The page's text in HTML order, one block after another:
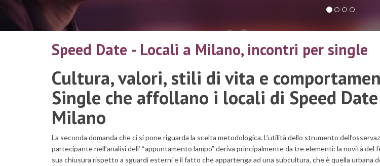
Speed Date - Locali a Milano, incontri per single
Cultura, valori, stili di vita e
Single che affollano i locali di Speed
Milano
La seconda domanda che ci si pone riguarda la scelta metodologica. L’utilità dello strumento
partecipante nell’analisi dell’ “appuntamento lampo” deriva principalmente da tre elementi: la novità del
sua chiusura rispetto a sguardi esterni e il fatto che appartenga ad una subcultura, che è quella urbana